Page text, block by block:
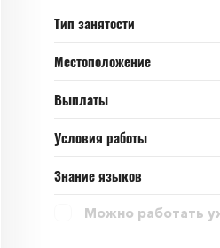
Тип занятости
Местоположение
Выплаты
Условия работы
Знание языков
Можно работать